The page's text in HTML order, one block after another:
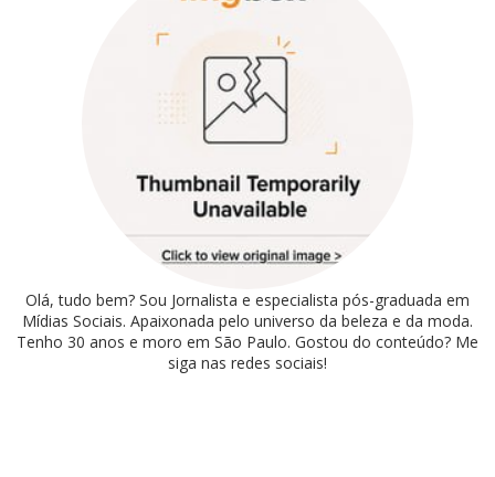
Olá, tudo bem? Sou Jornalista e especialista pós-graduada em
Mídias Sociais. Apaixonada pelo universo da beleza e da moda.
Tenho 30 anos e moro em São Paulo. Gostou do conteúdo? Me
siga nas redes sociais!